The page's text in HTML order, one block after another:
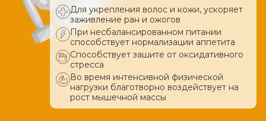
Для укрепления волос и кожи, ускоряет
заживление ран и ожогов
При несбалансированном питании
способствует нормализации аппетита
Способствует зашите от оксидативного
стресса
Во время интенсивной физической
нагрузки благотворно воздействует на
рост мышечной массы